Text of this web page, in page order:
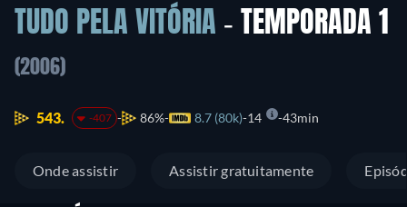
TUDO PELA VITÓRIA - TEMPORADA 1
(2006)
543. -407 86% 8.7 (80k) 14 43min
Onde assistir Assistir gratuitamente